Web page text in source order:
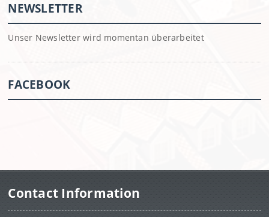
NEWSLETTER
Unser Newsletter wird momentan überarbeitet
FACEBOOK
Contact Information